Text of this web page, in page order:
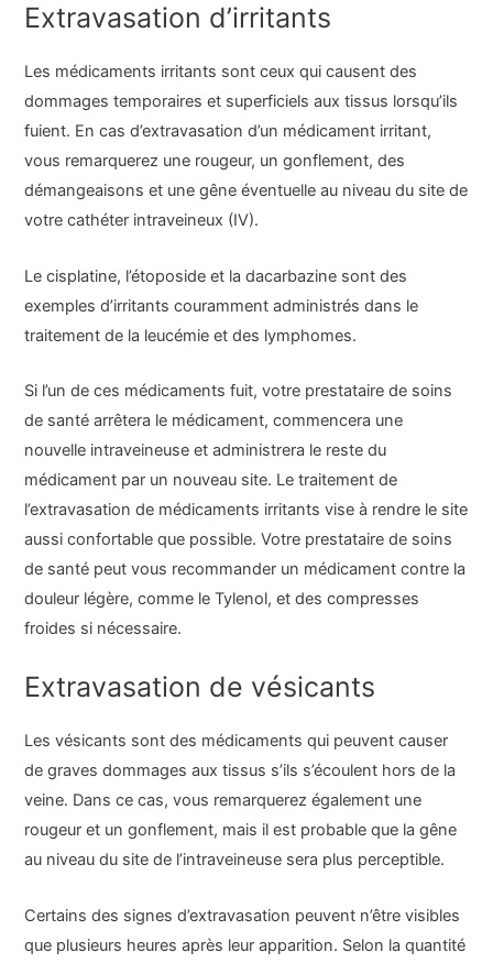
Extravasation d’irritants
Les médicaments irritants sont ceux qui causent des
dommages temporaires et superficiels aux tissus lorsqu’ils
fuient. En cas d’extravasation d’un médicament irritant,
vous remarquerez une rougeur, un gonflement, des
démangeaisons et une gêne éventuelle au niveau du site de
votre cathéter intraveineux (IV).
Le cisplatine, l’étoposide et la dacarbazine sont des
exemples d’irritants couramment administrés dans le
traitement de la leucémie et des lymphomes.
Si l’un de ces médicaments fuit, votre prestataire de soins
de santé arrêtera le médicament, commencera une
nouvelle intraveineuse et administrera le reste du
médicament par un nouveau site. Le traitement de
l’extravasation de médicaments irritants vise à rendre le site
aussi confortable que possible. Votre prestataire de soins
de santé peut vous recommander un médicament contre la
douleur légère, comme le Tylenol, et des compresses
froides si nécessaire.
Extravasation de vésicants
Les vésicants sont des médicaments qui peuvent causer
de graves dommages aux tissus s’ils s’écoulent hors de la
veine. Dans ce cas, vous remarquerez également une
rougeur et un gonflement, mais il est probable que la gêne
au niveau du site de l’intraveineuse sera plus perceptible.
Certains des signes d’extravasation peuvent n’être visibles
que plusieurs heures après leur apparition. Selon la quantité